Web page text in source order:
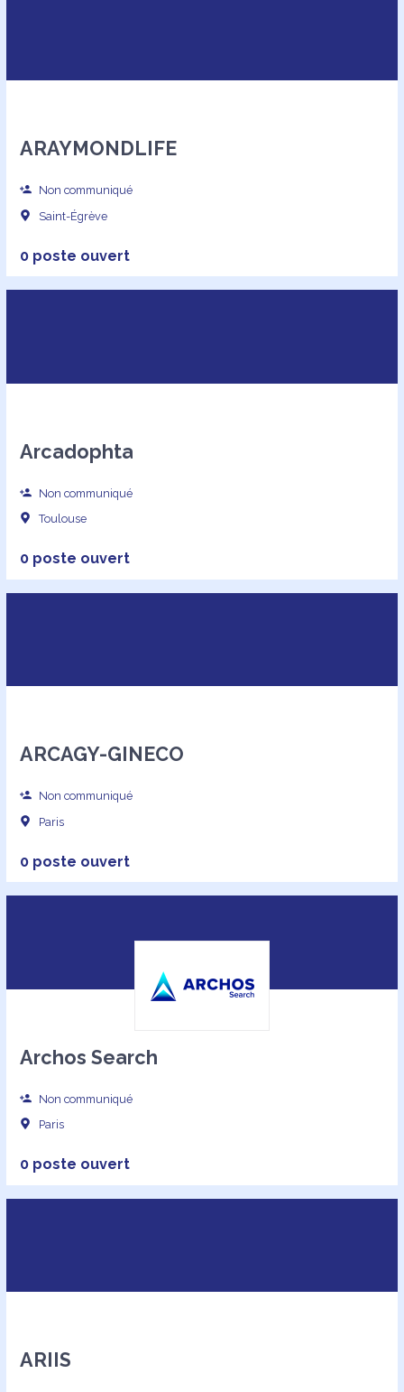
ARAYMONDLIFE
Non communiqué
Saint-Égrève
0 poste ouvert
Arcadophta
Non communiqué
Toulouse
0 poste ouvert
ARCAGY-GINECO
Non communiqué
Paris
0 poste ouvert
Archos Search
Non communiqué
Paris
0 poste ouvert
ARIIS